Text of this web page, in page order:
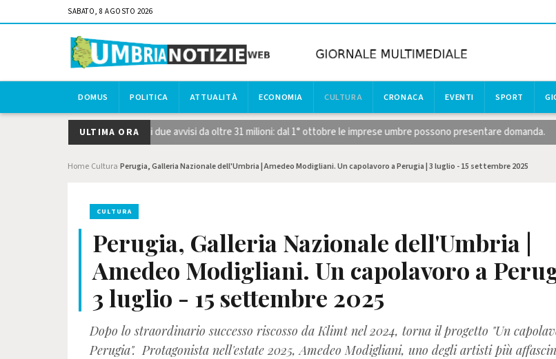
SABATO, 8 AGOSTO 2026
DOMUS POLITICA ATTUALITÀ ECONOMIA CULTURA CRONACA EVENTI SPORT
ULTIMA ORA
STEP, pubblicati i due avvisi da oltre 31 milioni: dal 1° ottobre le imprese umbre possono presentare domanda.
Home Cultura Perugia, Galleria Nazionale dell'Umbria | Amedeo Modigliani. Un capolavoro a Perugia | 3 luglio - 15 settembre 2025
CULTURA
Perugia, Galleria Nazionale dell'Umbria |
Amedeo Modigliani. Un capolavoro a
3 luglio - 15 settembre 2025
Dopo lo straordinario successo riscosso da Klimt nel 2024, torna il progetto "Un
Perugia". Protagonista nell'estate 2025, Amedeo Modigliani, uno degli artisti più